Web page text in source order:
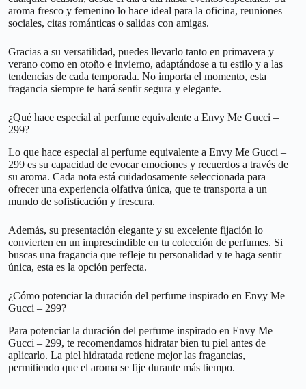
aroma fresco y femenino lo hace ideal para la oficina, reuniones
sociales, citas románticas o salidas con amigas.
Gracias a su versatilidad, puedes llevarlo tanto en primavera y
verano como en otoño e invierno, adaptándose a tu estilo y a las
tendencias de cada temporada. No importa el momento, esta
fragancia siempre te hará sentir segura y elegante.
¿Qué hace especial al perfume equivalente a Envy Me Gucci –
299?
Lo que hace especial al perfume equivalente a Envy Me Gucci –
299 es su capacidad de evocar emociones y recuerdos a través de
su aroma. Cada nota está cuidadosamente seleccionada para
ofrecer una experiencia olfativa única, que te transporta a un
mundo de sofisticación y frescura.
Además, su presentación elegante y su excelente fijación lo
convierten en un imprescindible en tu colección de perfumes. Si
buscas una fragancia que refleje tu personalidad y te haga sentir
única, esta es la opción perfecta.
¿Cómo potenciar la duración del perfume inspirado en Envy Me
Gucci – 299?
Para potenciar la duración del perfume inspirado en Envy Me
Gucci – 299, te recomendamos hidratar bien tu piel antes de
aplicarlo. La piel hidratada retiene mejor las fragancias,
permitiendo que el aroma se fije durante más tiempo.